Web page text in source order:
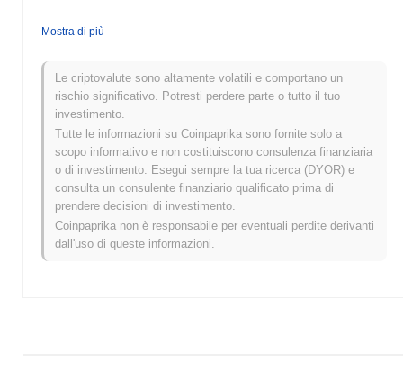
attesta a$0.00
Qual è lo storico della fascia di prezzo di
BuffyTheBSCSlayer?
Massimo Storico (ATH):
Minimo Storico (ATL):$0.00
BuffyTheBSCSlayer è attualmente scambiato~96.49%al di sotto
del suo ATH .
Come si sta comportando BuffyTheBSCSlayer
rispetto al mercato crypto più ampio?
Mostra di più
Le criptovalute sono altamente volatili e comportano un
rischio significativo. Potresti perdere parte o tutto il tuo
investimento.
Tutte le informazioni su Coinpaprika sono fornite solo a
scopo informativo e non costituiscono consulenza finanziaria
o di investimento. Esegui sempre la tua ricerca (DYOR) e
consulta un consulente finanziario qualificato prima di
prendere decisioni di investimento.
Coinpaprika non è responsabile per eventuali perdite derivanti
dall'uso di queste informazioni.